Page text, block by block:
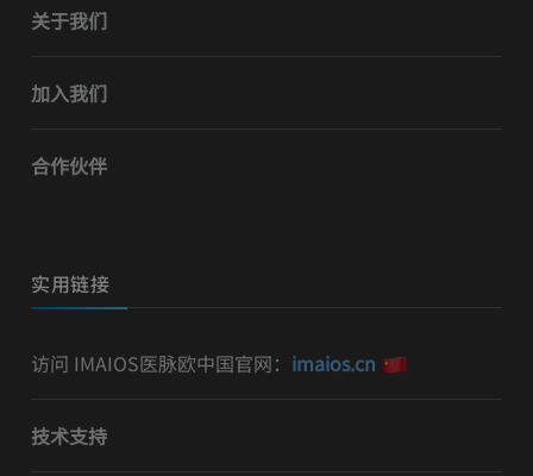
关于我们
加入我们
合作伙伴
实用链接
访问 IMAIOS医脉欧中国官网： imaios.cn
技术支持